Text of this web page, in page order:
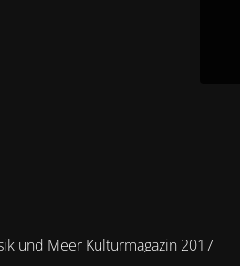
und Meer Kulturmagazin 2017